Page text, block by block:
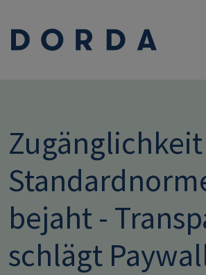
Zugänglichkeit
bejaht -
schlägt